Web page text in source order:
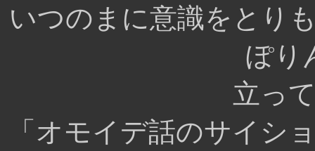
いつのまに意識をとり
ぽり
立っ
「オモイデ話のサイシ